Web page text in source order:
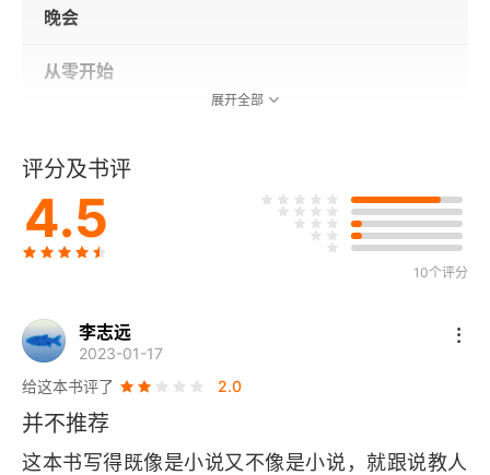
晚会
从零开始
模糊不清
沉思
洗涤周期
价值体系
展开全部
评分及书评
4.5
10个评分
李志远
2023-01-17
给这本书评了
2.0
并不推荐
这本书写得既像是小说又不像是小说，就跟说教人